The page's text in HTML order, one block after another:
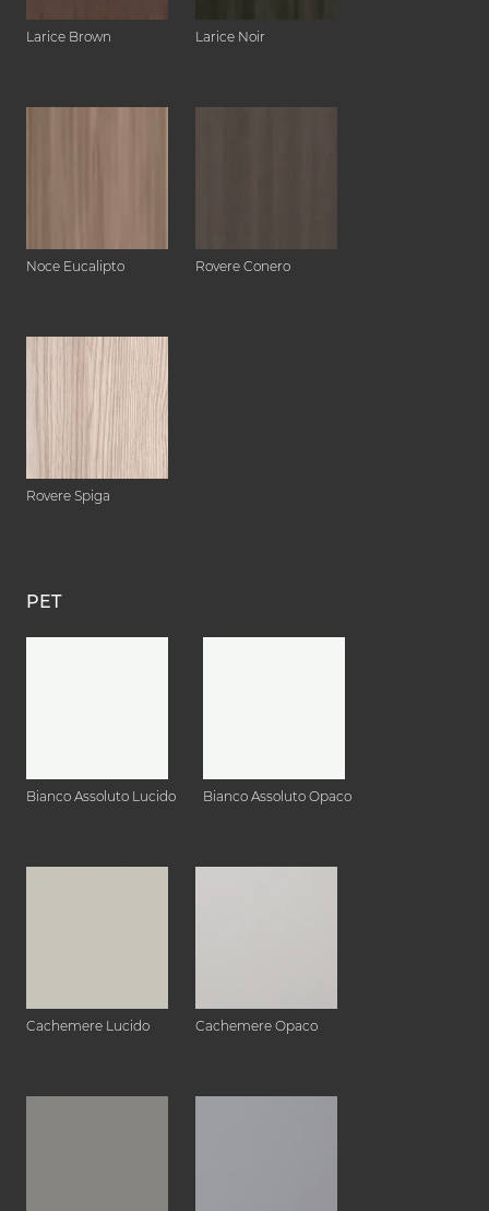
Larice Brown Larice Noir
Noce Eucalipto Rovere Conero
Rovere Spiga
PET
Bianco Assoluto Lucido Bianco Assoluto Opaco
Cachemere Lucido Cachemere Opaco